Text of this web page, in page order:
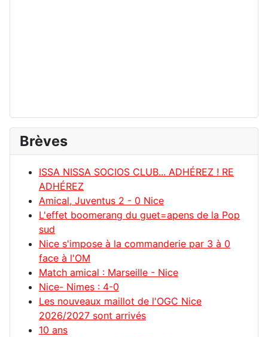
Brèves
ISSA NISSA SOCIOS CLUB... ADHÉREZ ! RE
ADHÉREZ
Amical, Juventus 2 - 0 Nice
L'effet boomerang du guet=apens de la Pop
sud
Nice s'impose à la commanderie par 3 à 0
face à l'OM
Match amical : Marseille - Nice
Nice- Nimes : 4-0
Les nouveaux maillot de l'OGC Nice
2026/2027 sont arrivés
10 ans